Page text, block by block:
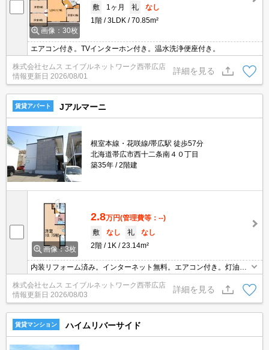
画像：30枚
敷
1ヶ月 礼
なし
1階
3LDK 70.85m²
エアコン付き。TVインターホン付き。温水洗浄便座付き。
株式会社セムス エイブルネットワーク西帯広店
情報更新日 2026/08/01
詳細を見る
賃貸アパート Jアルマーニ
根室本線・花咲線/帯広駅 徒歩57分
北海道帯広市西十二条南４０丁目
築35年
2階建
画像：3枚
2.8万円(管理費等：--)
敷
なし 礼
なし
2階
1K 23.14m²
内装リフォーム済み。インターネット無料。エアコン付き。灯油FF
式ストーブ付きで灯油は集中メーター式。電気温水器。IHコンロ付
システムキッチン。
株式会社セムス エイブルネットワーク西帯広店
情報更新日 2026/08/03
詳細を見る
賃貸マンション ハイムリバーサイド